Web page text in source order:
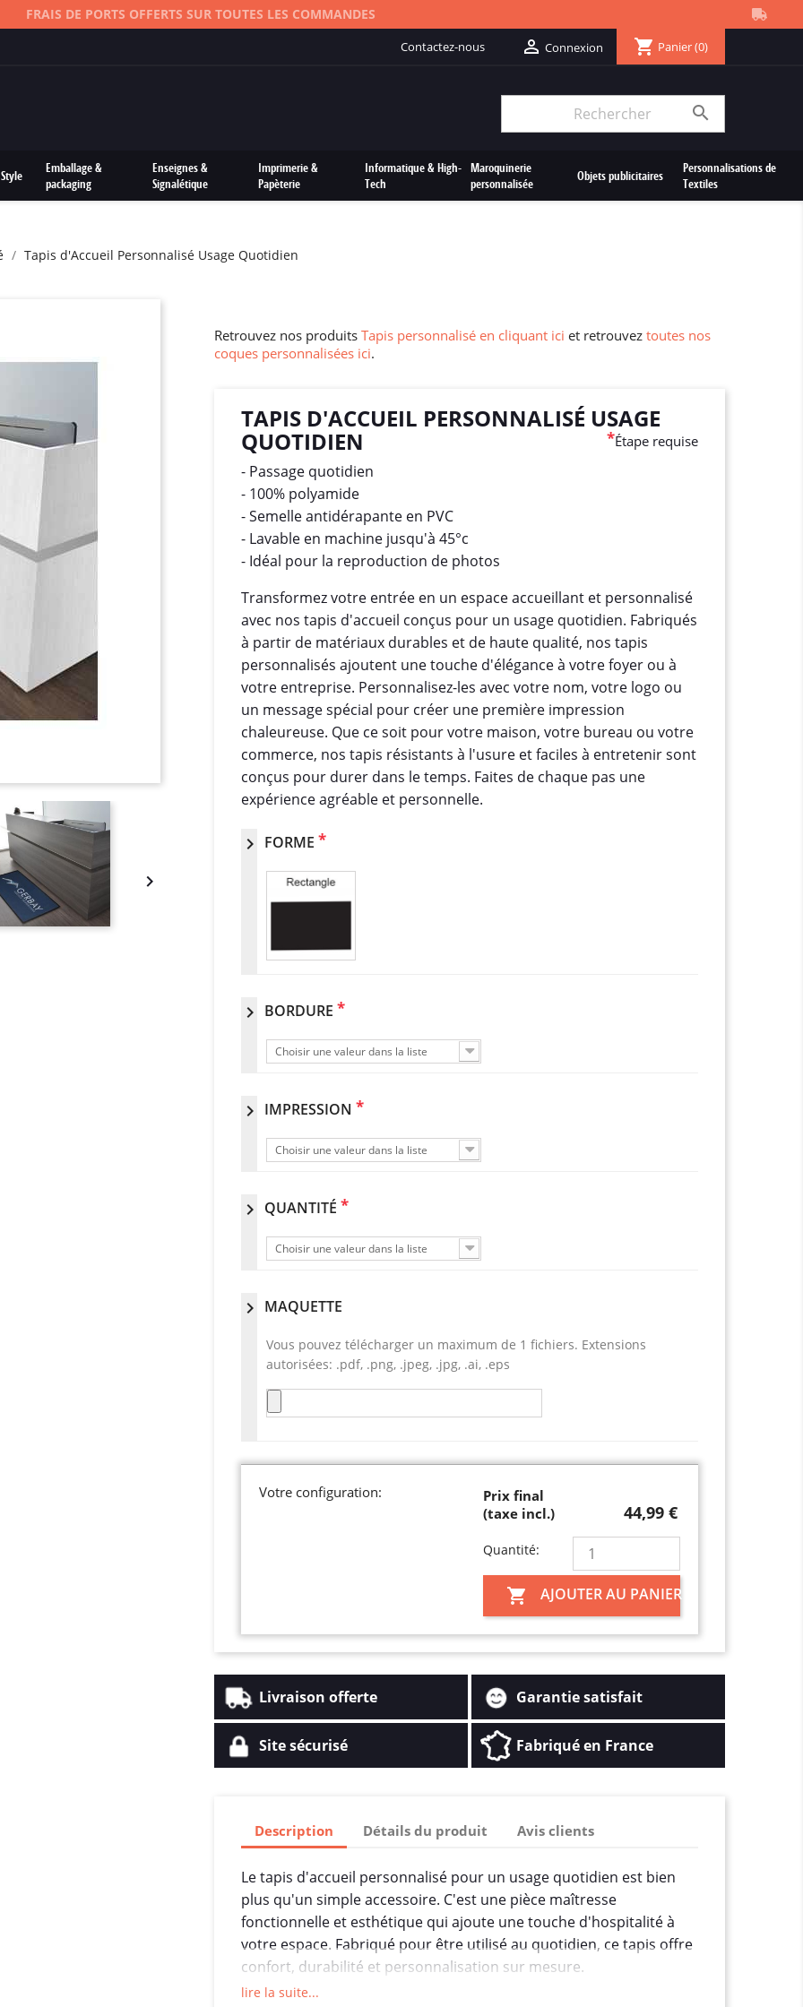
FRAIS DE PORTS OFFERTS SUR TOUTES LES COMMANDES
Contactez-nous  Connexion shopping_cart Panier(0)

Emballage &
packaging
Enseignes &
Signalétique
Imprimerie &
Papèterie
Informatique & High-
Tech
Maroquinerie
personnalisée
Objets publicitaires
Personnalisations de
Textiles
Tapis d'Accueil Personnalisé Usage Quotidien

Retrouvez nos produits Tapis personnalisé en cliquant ici et retrouvez toutes nos
coques personnalisées ici.
TAPIS D'ACCUEIL PERSONNALISÉ USAGE
QUOTIDIEN *Étape requise
- Passage quotidien
- 100% polyamide
- Semelle antidérapante en PVC
- Lavable en machine jusqu'à 45°c
- Idéal pour la reproduction de photos
Transformez votre entrée en un espace accueillant et personnalisé
avec nos tapis d'accueil conçus pour un usage quotidien. Fabriqués
à partir de matériaux durables et de haute qualité, nos tapis
personnalisés ajoutent une touche d'élégance à votre foyer ou à
votre entreprise. Personnalisez-les avec votre nom, votre logo ou
un message spécial pour créer une première impression
chaleureuse. Que ce soit pour votre maison, votre bureau ou votre
commerce, nos tapis résistants à l'usure et faciles à entretenir sont
conçus pour durer dans le temps. Faites de chaque pas une
expérience agréable et personnelle.
chevron_right FORME *
chevron_right BORDURE *
Choisir une valeur dans la liste
chevron_right IMPRESSION *
Choisir une valeur dans la liste
chevron_right QUANTITÉ *
Choisir une valeur dans la liste
chevron_right MAQUETTE
Vous pouvez télécharger un maximum de 1 fichiers. Extensions
autorisées: .pdf, .png, .jpeg, .jpg, .ai, .eps
Votre configuration:
Prix final
(taxe incl.)
44,99 €
Quantité:
 AJOUTER AU PANIER
Livraison offerte Garantie satisfait
Site sécurisé Fabriqué en France
Description Détails du produit Avis clients
Le tapis d'accueil personnalisé pour un usage quotidien est bien
plus qu'un simple accessoire. C'est une pièce maîtresse
fonctionnelle et esthétique qui ajoute une touche d'hospitalité à
votre espace. Fabriqué pour être utilisé au quotidien, ce tapis offre
confort, durabilité et personnalisation sur mesure.
lire la suite...